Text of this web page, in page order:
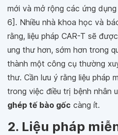
mới và mở rộng các ứng
6]. Nhiều nhà khoa học và
rằng, liệu pháp CAR-T sẽ
ung thư hơn, sớm hơn trong
thành một công cụ thường
thư. Cần lưu ý rằng liệu pháp
trong việc điều trị bệnh nhân
ghép tế bào gốc càng ít.
2. Liệu pháp